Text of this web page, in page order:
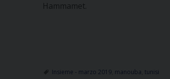
Hammamet.
Insieme - marzo 2019 manouba tunisi